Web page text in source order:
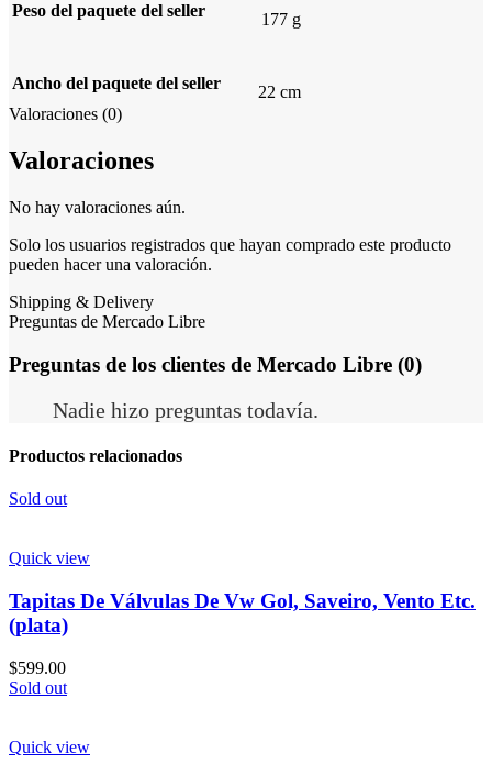
Peso del paquete del seller 177 g
Ancho del paquete del seller
22 cm
Valoraciones (0)
Valoraciones
No hay valoraciones aún.
Solo los usuarios registrados que hayan comprado este producto
pueden hacer una valoración.
Shipping & Delivery
Preguntas de Mercado Libre
Preguntas de los clientes de Mercado Libre (0)
Nadie hizo preguntas todavía.
Productos relacionados
Sold out
Quick view
Tapitas De Válvulas De Vw Gol, Saveiro, Vento Etc.
(plata)
$599.00
Sold out
Quick view